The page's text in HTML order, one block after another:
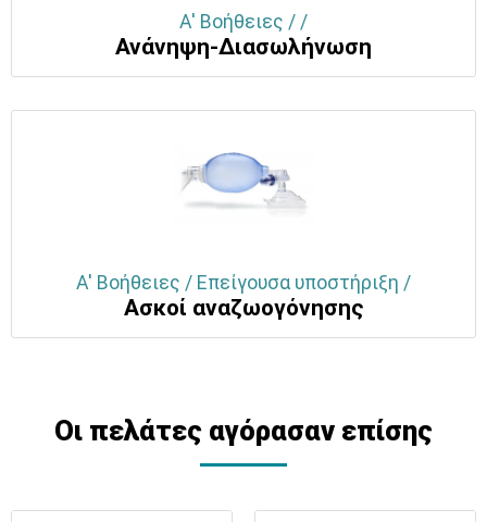
Α' Βοήθειες / /
Ανάνηψη-Διασωλήνωση
Α' Βοήθειες / Επείγουσα υποστήριξη /
Ασκοί αναζωογόνησης
Οι πελάτες αγόρασαν επίσης